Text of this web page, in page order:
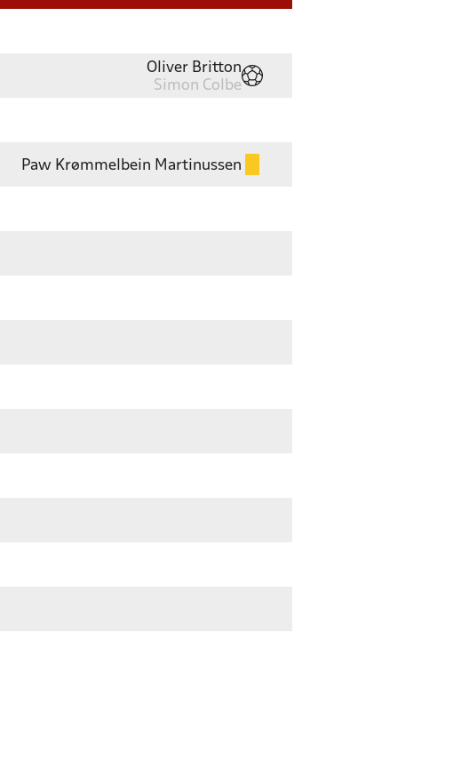
Oliver Britton
Simon Colbe
Paw Krømmelbein Martinussen